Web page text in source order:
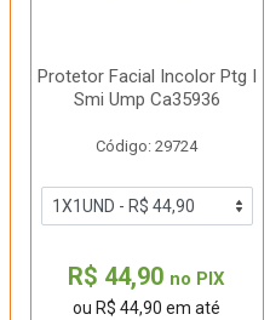
Protetor Facial Incolor Ptg I
Smi Ump Ca35936
Código: 29724
R$ 44,90 no PIX
ou R$ 44,90 em até